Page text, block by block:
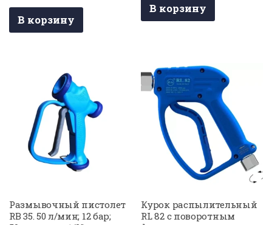
В корзину
В корзину
Размывочный пистолет
RB 35. 50 л/мин; 12 бар;
Курок распылительный
RL 82 с поворотным